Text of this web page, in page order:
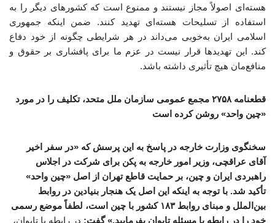
هسته‌ای اصولاً مجاز نیستند و ممنوع است که کشورهای دیگر را به
استفاده از تسلیحات هسته‌ای تهدید کنند. ضمن اینکه جمهوری
اسلامی ایران به‌خوبی می‌داند در هر شرایطی چگونه از خود دفاع
کند. این تهدیدها قرار نیست در عزم ما برای پافشاری بر حقوق و
منافع‌مان هیچ تأثیری داشته باشد.
قطعنامه ۲۷۵۸ مجمع عمومی سازمان ملل متحد، تکلیف را در مورد
«چین واحد» روشن کرده است
سخنگوی وزارت خارجه در پاسخ به این پرسش که «در سفر اخیر
آقای عراقچی، وزیر امور خارجه به پکن برای شرکت در اجلاس
راهبردی ایران و چین، بر حمایت قاطع تهران از اصل «چین واحد»
تأکید شد. با توجه به اینکه این اصل یک هنجار بنیادین در روابط
بین‌الملل و مبنای روابط ۱۸۳ کشور با چین است، لطفاً موضع رسمی
خود را در رابطه با مسئله تایوان بفرمایید.» گفت: در رابطه با تایوان،